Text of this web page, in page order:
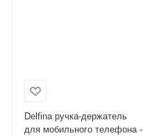
Delfina ручка-держатель
для мобильного телефона -